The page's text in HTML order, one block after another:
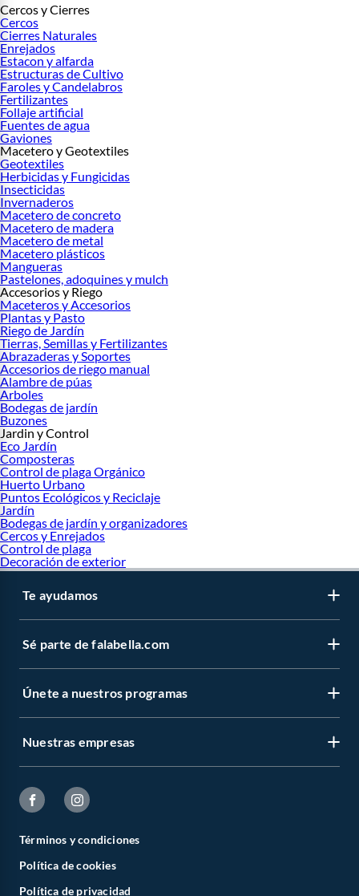
Cercos y Cierres
Cercos
Cierres Naturales
Enrejados
Estacon y alfarda
Estructuras de Cultivo
Faroles y Candelabros
Fertilizantes
Follaje artificial
Fuentes de agua
Gaviones
Macetero y Geotextiles
Geotextiles
Herbicidas y Fungicidas
Insecticidas
Invernaderos
Macetero de concreto
Macetero de madera
Macetero de metal
Macetero plásticos
Mangueras
Pastelones, adoquines y mulch
Accesorios y Riego
Maceteros y Accesorios
Plantas y Pasto
Riego de Jardín
Tierras, Semillas y Fertilizantes
Abrazaderas y Soportes
Accesorios de riego manual
Alambre de púas
Arboles
Bodegas de jardín
Buzones
Jardin y Control
Eco Jardín
Composteras
Control de plaga Orgánico
Huerto Urbano
Puntos Ecológicos y Reciclaje
Jardín
Bodegas de jardín y organizadores
Cercos y Enrejados
Control de plaga
Decoración de exterior
Te ayudamos
Sé parte de falabella.com
Únete a nuestros programas
Nuestras empresas
Términos y condiciones
Política de cookies
Política de privacidad